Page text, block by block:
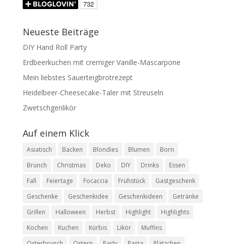
Neueste Beiträge
DIY Hand Roll Party
Erdbeerkuchen mit cremiger Vanille-Mascarpone
Mein liebstes Sauerteigbrotrezept
Heidelbeer-Cheesecake-Taler mit Streuseln
Zwetschgenlikör
Auf einem Klick
Asiatisch Backen Blondies Blumen
Born
Brunch
Christmas Deko DIY Drinks
Essen
Fall
Feiertage Focaccia Frühstück
Gastgeschenk
Geschenke
Geschenkidee Geschenkideen
Getränke
Grillen
Halloween Herbst Highlight
Highlights
Kochen
Kuchen Kürbis Likör
Muffins